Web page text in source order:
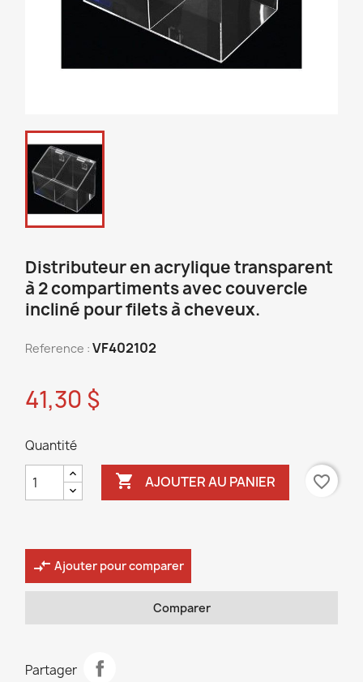
Distributeur en acrylique transparent
à 2 compartiments avec couvercle
incliné pour filets à cheveux.
Reference : VF402102
41,30 $
Quantité
 AJOUTER AU PANIER favorite_border
compare_arrows Ajouter pour comparer
Comparer
Partager